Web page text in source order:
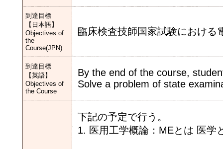
到達目標
【日本語】
Objectives of
the
Course(JPN)
臨床検査技師国家試験における
到達目標
【英語】
Objectives of
the Course
By the end of the course,
Solve a problem of state
下記の予定で行う。
1. 医用工学概論：MEとは 医学